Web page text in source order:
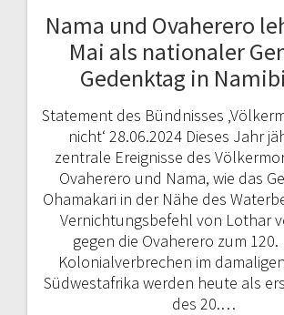
Nama und Ovaherero
Mai als nationaler
Gedenktag in
Statement des Bündnisses
nicht‘ 28.06.2024 Dieses Jahr
zentrale Ereignisse des
Ovaherero und Nama, wie das
Ohamakari in der Nähe des
Vernichtungsbefehl von Lothar
gegen die Ovaherero zum 120.
Kolonialverbrechen im
Südwestafrika werden heute als
des 20.…